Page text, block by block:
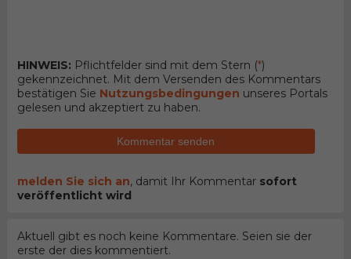
HINWEIS: Pflichtfelder sind mit dem Stern (*)
gekennzeichnet. Mit dem Versenden des Kommentars
bestätigen Sie Nutzungsbedingungen unseres Portals
gelesen und akzeptiert zu haben.
Kommentar senden
melden Sie sich an, damit Ihr Kommentar sofort
veröffentlicht wird
Aktuell gibt es noch keine Kommentare. Seien sie der
erste der dies kommentiert.